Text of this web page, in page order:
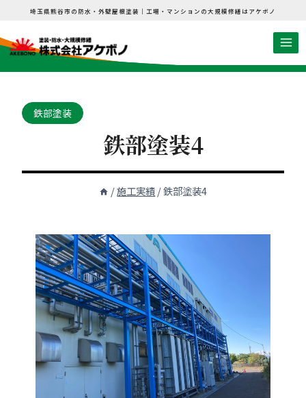
を
埼玉県熊谷市の防水・外壁屋根塗装｜工場・マンションの大規模修繕はアケボノ
鉄部塗装
鉄部塗装4
/施工実績/鉄部塗装4